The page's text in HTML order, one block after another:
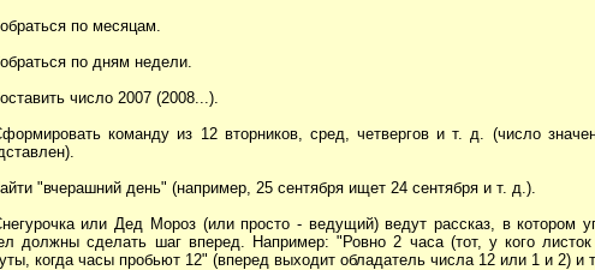
по месяцам.
по дням недели.
число 2007 (2008...).
команду из 12 вторников, сред, четвергов и т. д. (число
"вчерашний день" (например, 25 сентября ищет 24 сентября и т. д.).
или Дед Мороз (или просто - ведущий) ведут рассказ, в котором
должны сделать шаг вперед. Например: "Ровно 2 часа (тот, у кого
когда часы пробьют 12" (вперед выходит обладатель числа 12 или 1 и 2) и